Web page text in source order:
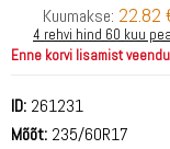
Kuumakse: 22.82
4 rehvi hind 60 kuu
Enne korvi lisamist
ID: 261231
Mõõt: 235/60R17